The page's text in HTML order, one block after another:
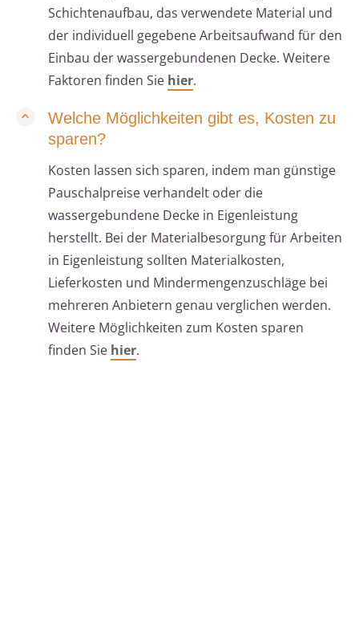
Schichtenaufbau, das verwendete Material und
der individuell gegebene Arbeitsaufwand für den
Einbau der wassergebundenen Decke. Weitere
Faktoren finden Sie hier.
Welche Möglichkeiten gibt es, Kosten zu
sparen?
Kosten lassen sich sparen, indem man günstige
Pauschalpreise verhandelt oder die
wassergebundene Decke in Eigenleistung
herstellt. Bei der Materialbesorgung für Arbeiten
in Eigenleistung sollten Materialkosten,
Lieferkosten und Mindermengenzuschläge bei
mehreren Anbietern genau verglichen werden.
Weitere Möglichkeiten zum Kosten sparen
finden Sie hier.